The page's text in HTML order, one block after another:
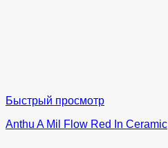
Быстрый просмотр
Anthu A Mil Flow Red In Ceramic